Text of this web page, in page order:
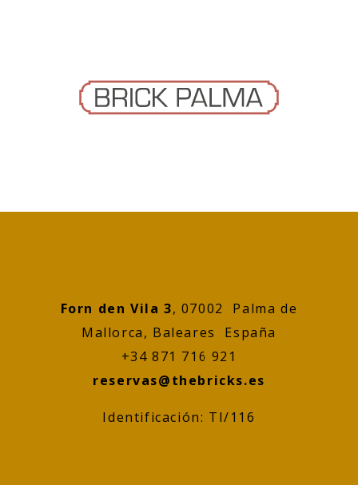
Forn den Vila 3, 07002 Palma de
Mallorca, Baleares España
+34 871 716 921
reservas@thebricks.es
Identificación: TI/116